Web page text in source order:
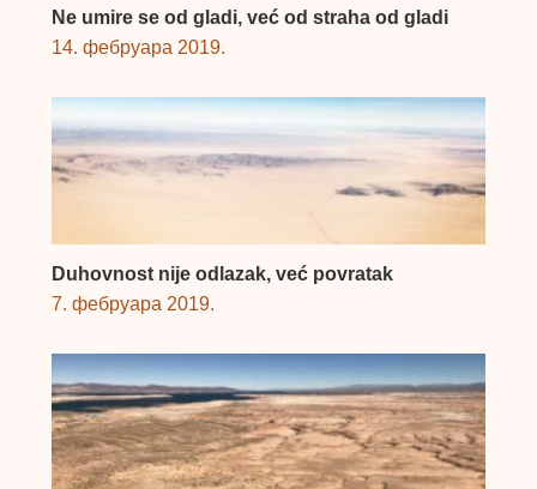
Ne umire se od gladi, već od straha od gladi
14. фебруара 2019.
Duhovnost nije odlazak, već povratak
7. фебруара 2019.